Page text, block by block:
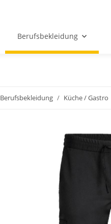
Berufsbekleidung
Berufsbekleidung Küche / Gastro